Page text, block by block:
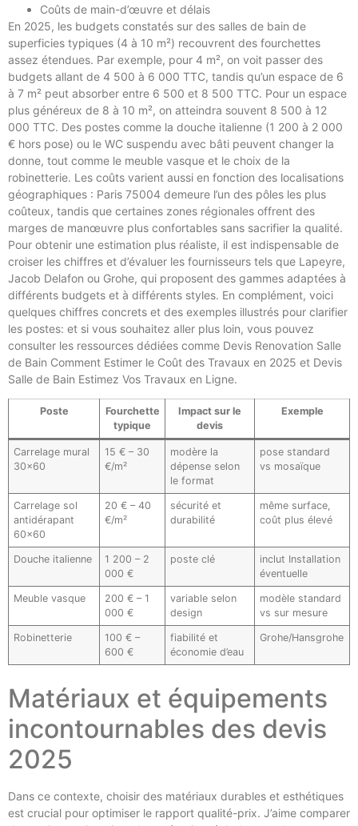
Coûts de main-d’œuvre et délais
En 2025, les budgets constatés sur des salles de bain de
superficies typiques (4 à 10 m²) recouvrent des fourchettes
assez étendues. Par exemple, pour 4 m², on voit passer des
budgets allant de 4 500 à 6 000 TTC, tandis qu’un espace de 6
à 7 m² peut absorber entre 6 500 et 8 500 TTC. Pour un espace
plus généreux de 8 à 10 m², on atteindra souvent 8 500 à 12
000 TTC. Des postes comme la douche italienne (1 200 à 2 000
€ hors pose) ou le WC suspendu avec bâti peuvent changer la
donne, tout comme le meuble vasque et le choix de la
robinetterie. Les coûts varient aussi en fonction des localisations
géographiques : Paris 75004 demeure l’un des pôles les plus
coûteux, tandis que certaines zones régionales offrent des
marges de manœuvre plus confortables sans sacrifier la qualité.
Pour obtenir une estimation plus réaliste, il est indispensable de
croiser les chiffres et d’évaluer les fournisseurs tels que Lapeyre,
Jacob Delafon ou Grohe, qui proposent des gammes adaptées à
différents budgets et à différents styles. En complément, voici
quelques chiffres concrets et des exemples illustrés pour clarifier
les postes: et si vous souhaitez aller plus loin, vous pouvez
consulter les ressources dédiées comme Devis Renovation Salle
de Bain Comment Estimer le Coût des Travaux en 2025 et Devis
Salle de Bain Estimez Vos Travaux en Ligne.
Poste
Fourchette
typique
Impact sur le
devis
Exemple
Carrelage mural
30×60
15 € – 30
€/m²
modère la
dépense selon
le format
pose standard
vs mosaïque
Carrelage sol
antidérapant
60×60
20 € – 40
€/m²
sécurité et
durabilité
même surface,
coût plus élevé
Douche italienne
1 200 – 2
000 €
poste clé
inclut Installation
éventuelle
Meuble vasque
200 € – 1
000 €
variable selon
design
modèle standard
vs sur mesure
Robinetterie
100 € –
600 €
fiabilité et
économie d’eau
Grohe/Hansgrohe
Matériaux et équipements
incontournables des devis
2025
Dans ce contexte, choisir des matériaux durables et esthétiques
est crucial pour optimiser le rapport qualité-prix. J’aime comparer